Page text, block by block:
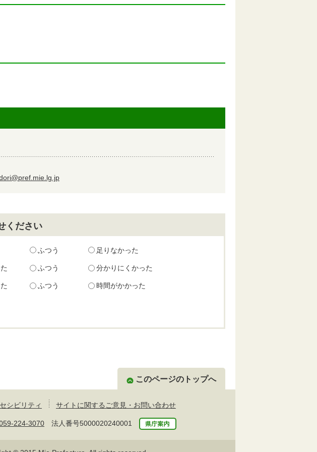
ください
ふつう 足りなかった
ふつう 分かりにくかった
ふつう 時間がかかった
このページのトップへ
シビリティ サイトに関するご意見・お問い合わせ
224-3070 法人番号5000020240001